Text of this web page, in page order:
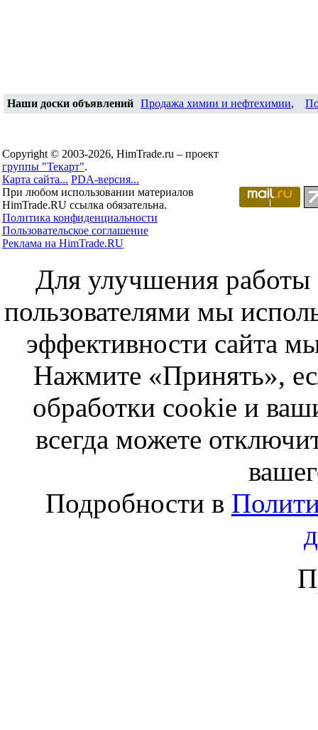
Наши доски объявлений Продажа химии и нефтехимии,
Copyright © 2003-2026, HimTrade.ru – проект
группы "Текарт".
Карта сайта... PDA-версия...
При любом использовании материалов
HimTrade.RU ссылка обязательна.
Политика конфиденциальности
Пользовательское соглашение
Реклама на HimTrade.RU
Для улучшения работы
пользователями мы
эффективности сайта
Нажмите «Принять»,
обработки cookie и
всегда можете
Подробности в